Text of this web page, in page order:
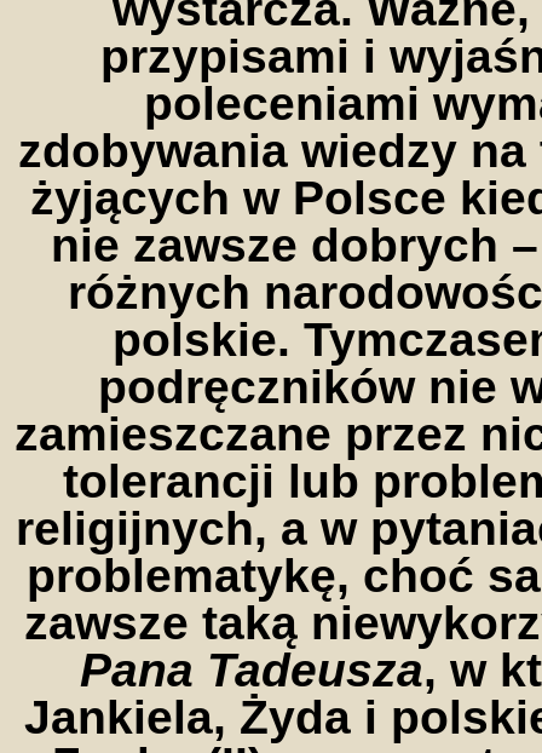
przypisami i
poleceniami
zdobywania wiedzy
żyjących w Polsce
nie zawsze dobrych
różnych
polskie.
podręczników nie
zamieszczane przez
tolerancji lub
religijnych, a w
problematykę, choć
zawsze taką
Pana Tadeusza, w
Jankiela, Żyda i